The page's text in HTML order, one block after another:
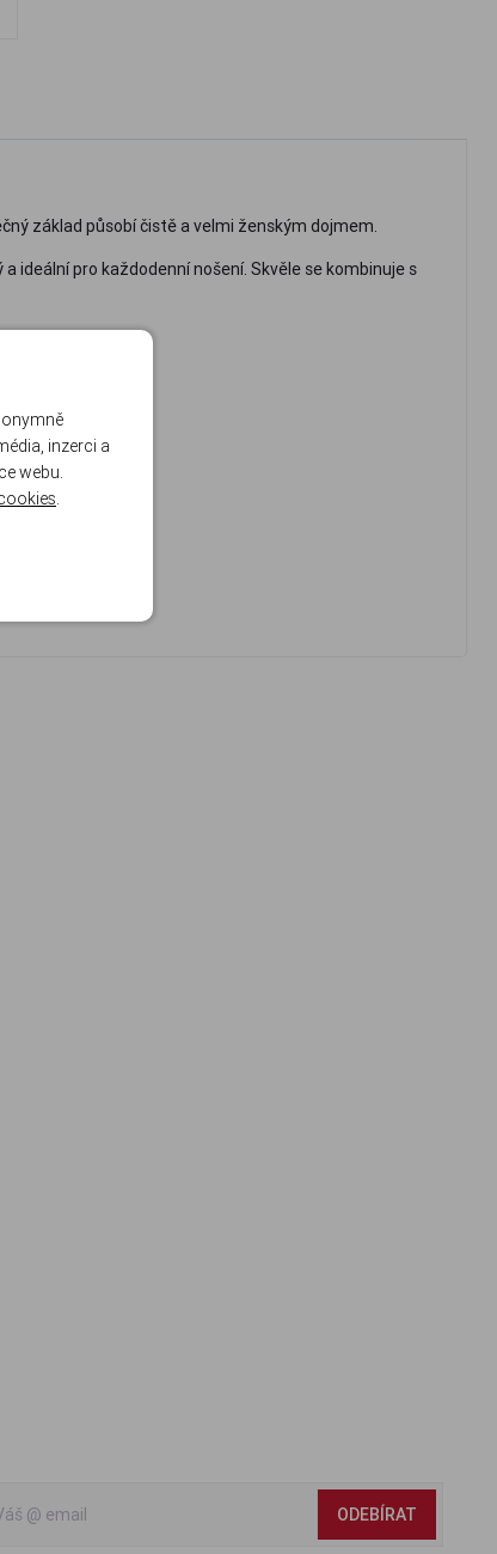
základ působí čistě a velmi ženským dojmem.
ideální pro každodenní nošení. Skvěle se kombinuje s
ODEBÍRAT
inzerci a
webu.